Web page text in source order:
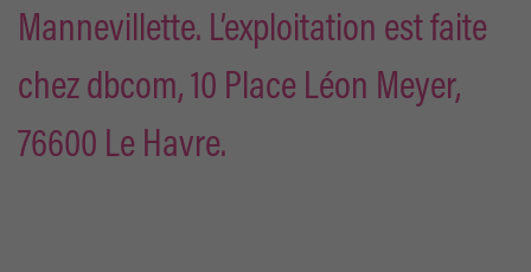
Mannevillette. L’exploitation est faite
chez dbcom, 10 Place Léon Meyer,
76600 Le Havre.